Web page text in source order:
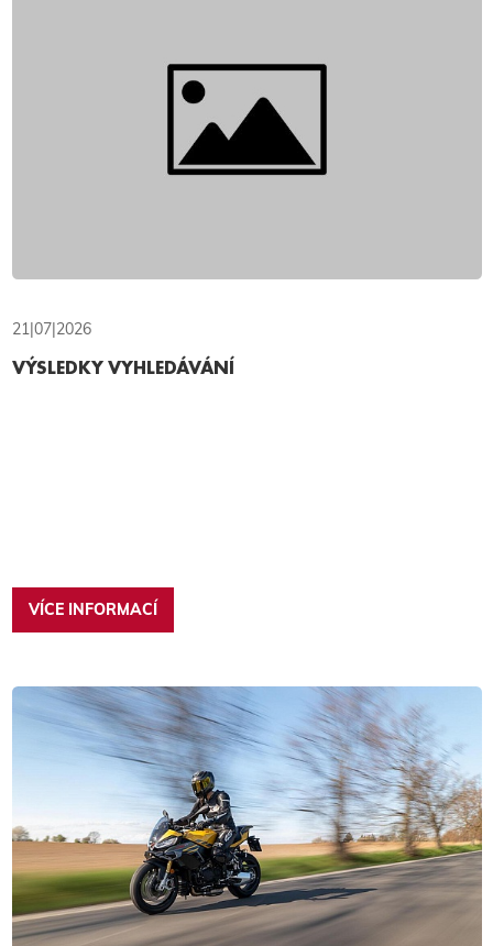
21|07|2026
VÝSLEDKY VYHLEDÁVÁNÍ
VÍCE INFORMACÍ